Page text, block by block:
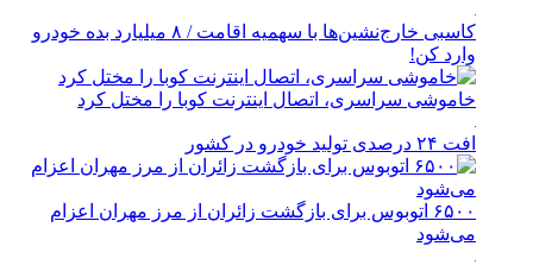
کاسبی خارج‌نشین‌ها با سهمیه اقامت / ۸ میلیارد بده خودرو
وارد کن!
خاموشی سراسری، اتصال اینترنت کوبا را مختل کرد
افت ۲۴ درصدی تولید خودرو در کشور
۶۵۰۰ اتوبوس برای بازگشت زائران از مرز مهران اعزام
می‌شود